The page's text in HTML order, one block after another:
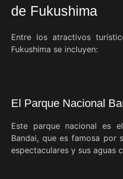
de Fukushima
Entre los atractivos
Fukushima se incluyen:
El Parque Nacional
Este parque nacional es
Bandai, que es famosa por
espectaculares y sus aguas